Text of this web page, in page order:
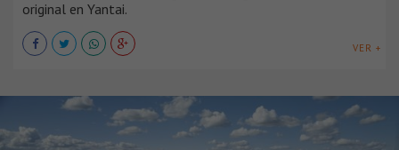
original en Yantai.
VER +